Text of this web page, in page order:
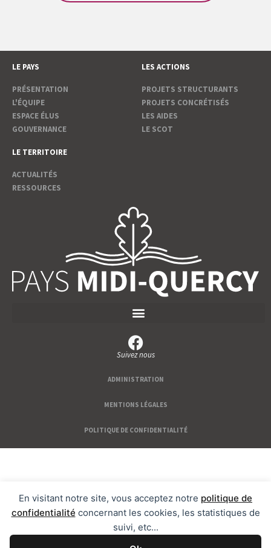
En visitant notre site, vous acceptez notre politique de
confidentialité concernant les cookies, les statistiques de
suivi, etc...
LE PAYS
PRÉSENTATION
L'ÉQUIPE
ESPACE ÉLUS
GOUVERNANCE
LES ACTIONS
PROJETS STRUCTURANTS
PROJETS CONCRÉTISÉS
LES AIDES
LE SCOT
LE TERRITOIRE
ACTUALITÉS
RESSOURCES
Suivez nous
ADMINISTRATION
MENTIONS LÉGALES
POLITIQUE DE CONFIDENTIALITÉ